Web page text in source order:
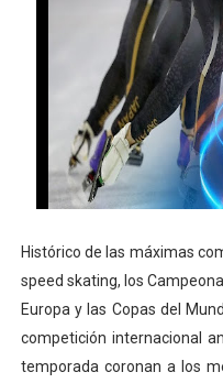
Mundial de
Tour de Francia
Mundial de Fórmula
Copa del Mundo
Histórico de las máximas
speed skating, los
Europa y las Copas del
competición internacional
temporada coronan a los